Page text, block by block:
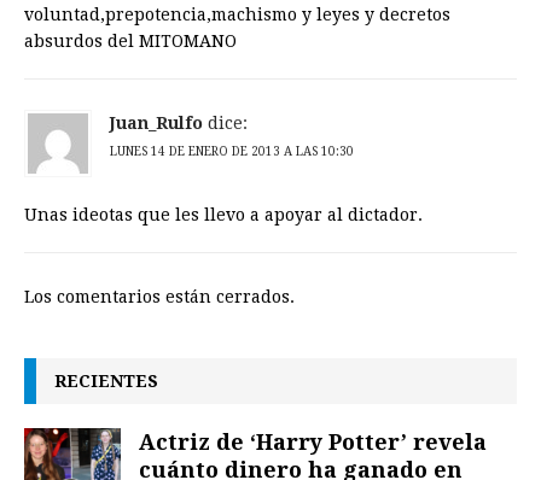
voluntad,prepotencia,machismo y leyes y decretos
absurdos del MITOMANO
Juan_Rulfo dice:
LUNES 14 DE ENERO DE 2013 A LAS 10:30
Unas ideotas que les llevo a apoyar al dictador.
Los comentarios están cerrados.
RECIENTES
Actriz de ‘Harry Potter’ revela
cuánto dinero ha ganado en